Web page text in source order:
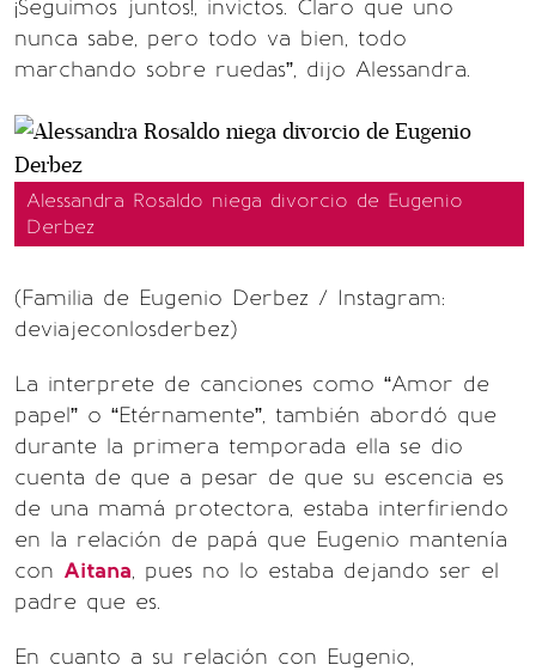
¡Seguimos juntos!, invictos. Claro que uno
nunca sabe, pero todo va bien, todo
marchando sobre ruedas”, dijo Alessandra.
Alessandra Rosaldo niega divorcio de Eugenio
Derbez
(Familia de Eugenio Derbez / Instagram:
deviajeconlosderbez)
La interprete de canciones como “Amor de
papel” o “Etérnamente”, también abordó que
durante la primera temporada ella se dio
cuenta de que a pesar de que su escencia es
de una mamá protectora, estaba interfiriendo
en la relación de papá que Eugenio mantenía
con Aitana, pues no lo estaba dejando ser el
padre que es.
En cuanto a su relación con Eugenio,